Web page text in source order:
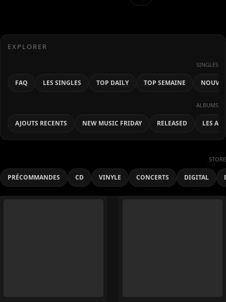
EXPLORER
SINGLES
FAQ LES SINGLES TOP DAILY TOP SEMAINE
ALBUMS
AJOUTS RECENTS NEW MUSIC FRIDAY RELEASED LES
STORE
PRÉCOMMANDES CD VINYLE CONCERTS DIGITAL